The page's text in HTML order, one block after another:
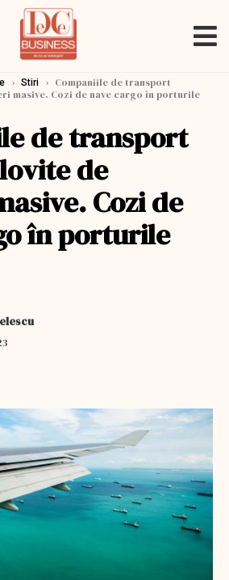
› Stiri › Companiile de transport
masive. Cozi de nave cargo în porturile
de transport
de
Cozi de
în porturile